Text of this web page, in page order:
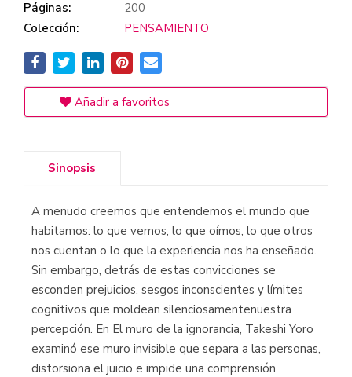
Páginas:
200
Colección:
PENSAMIENTO
Añadir a favoritos
Sinopsis
A menudo creemos que entendemos el mundo que
habitamos: lo que vemos, lo que oímos, lo que otros
nos cuentan o lo que la experiencia nos ha enseñado.
Sin embargo, detrás de estas convicciones se
esconden prejuicios, sesgos inconscientes y límites
cognitivos que moldean silenciosamentenuestra
percepción. En El muro de la ignorancia, Takeshi Yoro
examinó ese muro invisible que separa a las personas,
distorsiona el juicio e impide una comprensión